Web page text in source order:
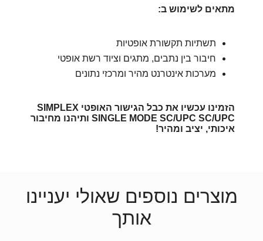
מתאים לשימוש ב:
תשתיות תקשורת אופטיות
חיבור בין נתבים, מתגים וציוד רשת אופטי
מערכות אינטרנט מהיר ומרכזי נתונים
הזמינו עכשיו את כבל הגישור האופטי SIMPLEX
SINGLE MODE SC/UPC SC/UPC ותיהנו מחיבור
איכותי, יציב ומהיר!
מוצרים נוספים שאולי יעניינו
אותך